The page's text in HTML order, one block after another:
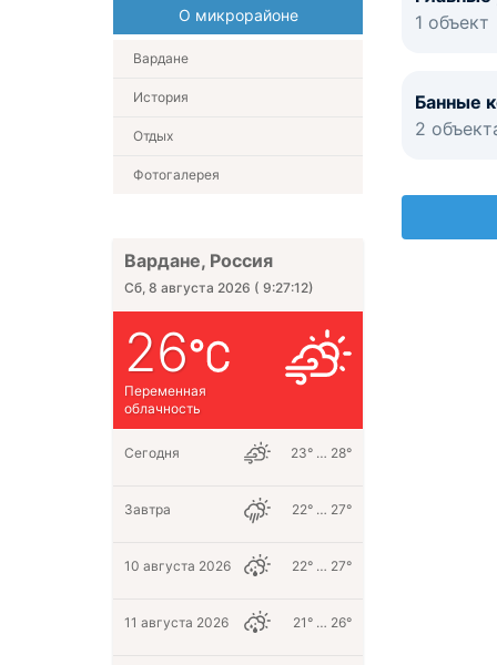
1 объект
Банные
2
О микрорайоне
Вардане
История
Отдых
Фотогалерея
Вардане, Россия
Сб, 8 августа 2026 ( 9:27:13)
26
Переменная
облачность
Сегодня 23° … 28°
Завтра 22° … 27°
10 августа 2026 22° … 27°
11 августа 2026 21° … 26°